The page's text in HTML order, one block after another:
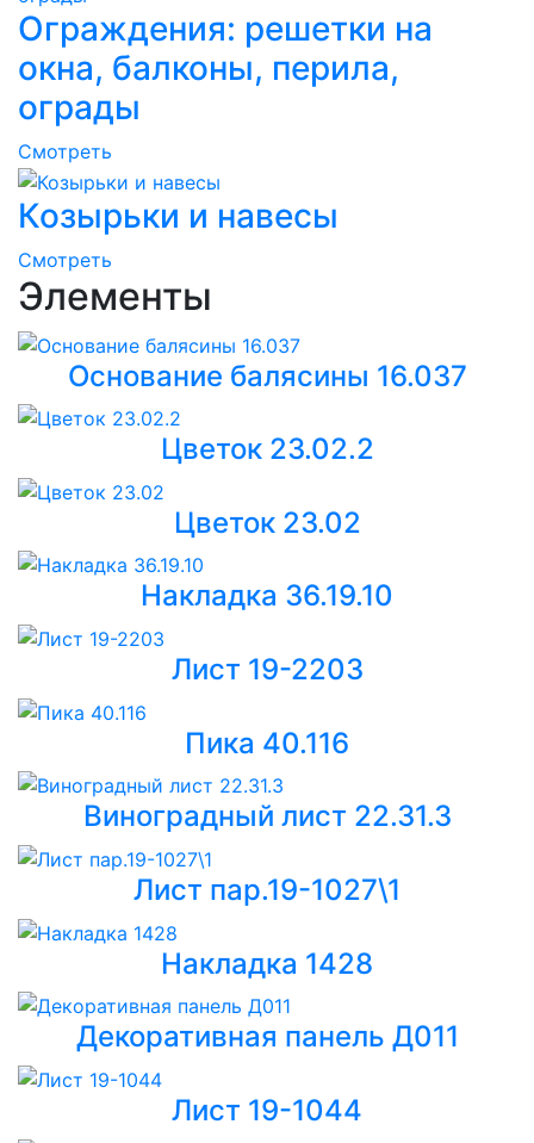
Ограждения: решетки на
окна, балконы, перила,
ограды
Смотреть
Козырьки и навесы
Смотреть
Элементы
Основание балясины 16.037
Цветок 23.02.2
Цветок 23.02
Накладка 36.19.10
Лист 19-2203
Пика 40.116
Виноградный лист 22.31.3
Лист пар.19-1027\1
Накладка 1428
Декоративная панель Д011
Лист 19-1044